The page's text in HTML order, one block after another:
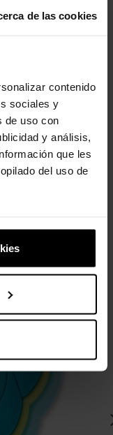
de las cookies
contenido
sociales y
de uso con
y análisis,
que les
del uso de
€